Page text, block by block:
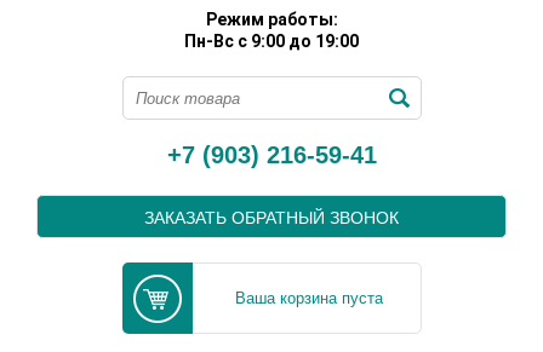
Режим работы:
Пн-Вс с 9:00 до 19:00
+7 (903) 216-59-41
ЗАКАЗАТЬ ОБРАТНЫЙ ЗВОНОК
Ваша корзина пуста